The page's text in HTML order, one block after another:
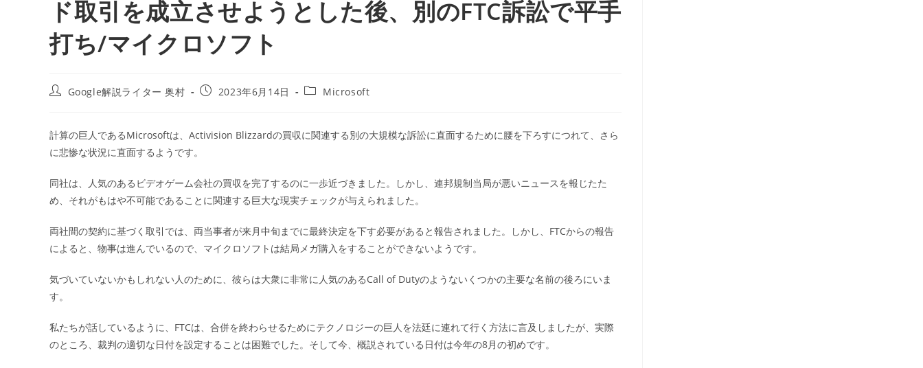
ド取引を成立させようとした後、別のFTC訴訟で平手
打ち/マイクロソフト
投
Google解説ライター 奥村
投
開
日:
2023年6月14日
投
テ
ゴ
Microsoft
計算の巨人であるMicrosoftは、Activision Blizzardの買収に関連する別の大規模な訴訟に直面するために腰を下ろすにつれて、さら
に悲惨な状況に直面するようです。
同社は、人気のあるビデオゲーム会社の買収を完了するのに一歩近づきました。しかし、連邦規制当局が悪いニュースを報じたた
め、それがもはや不可能であることに関連する巨大な現実チェックが与えられました。
両社間の契約に基づく取引では、両当事者が来月中旬までに最終決定を下す必要があると報告されました。しかし、FTCからの報告
によると、物事は進んでいるので、マイクロソフトは結局メガ購入をすることができないようです。
気づいていないかもしれない人のために、彼らは大衆に非常に人気のあるCall of Dutyのようないくつかの主要な名前の後ろにいま
す。
私たちが話しているように、FTCは、合併を終わらせるためにテクノロジーの巨人を法廷に連れて行く方法に言及しましたが、実際
のところ、裁判の適切な日付を設定することは困難でした。そして今、概説されている日付は今年の8月の初めです。